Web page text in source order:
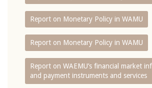
Report on Monetary Policy in WAMU
Report on Monetary Policy in WAMU
Report on WAEMU’s financial market
and payment instruments and services